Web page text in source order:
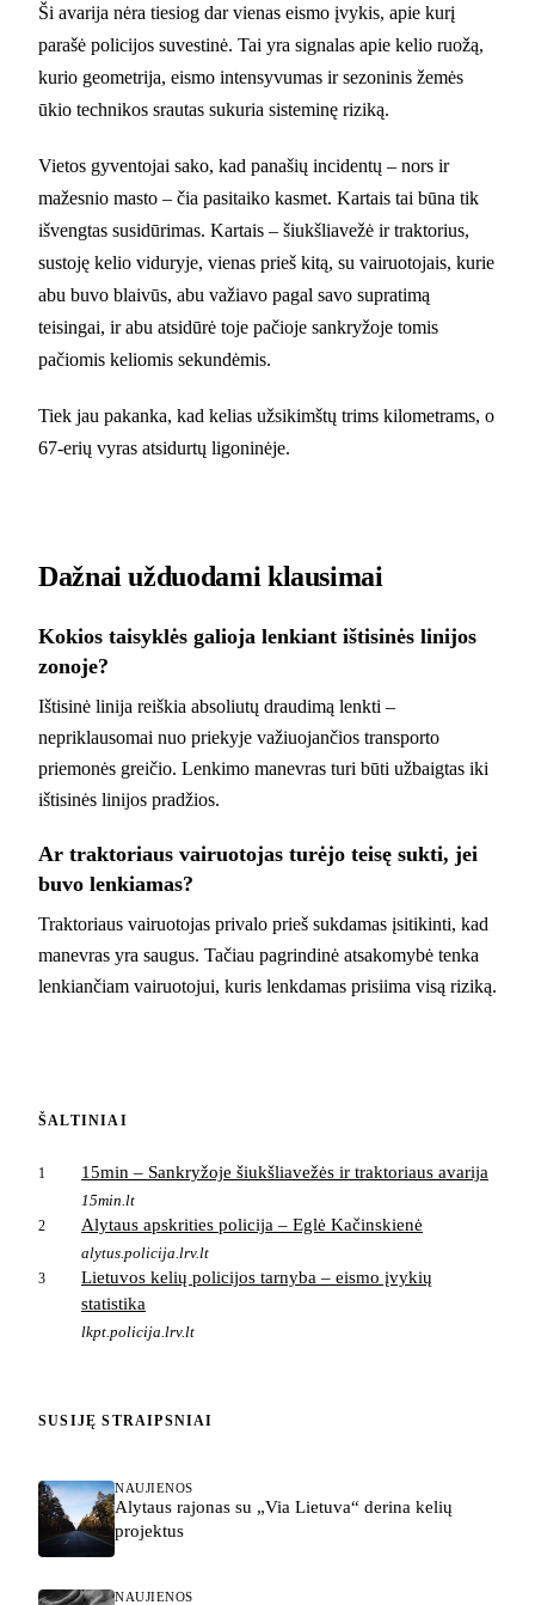
Ši avarija nėra tiesiog dar vienas eismo įvykis, apie kurį
parašė policijos suvestinė. Tai yra signalas apie kelio ruožą,
kurio geometrija, eismo intensyvumas ir sezoninis žemės
ūkio technikos srautas sukuria sisteminę riziką.
Vietos gyventojai sako, kad panašių incidentų – nors ir
mažesnio masto – čia pasitaiko kasmet. Kartais tai būna tik
išvengtas susidūrimas. Kartais – šiukšliavežė ir traktorius,
sustoję kelio viduryje, vienas prieš kitą, su vairuotojais, kurie
abu buvo blaivūs, abu važiavo pagal savo supratimą
teisingai, ir abu atsidūrė toje pačioje sankryžoje tomis
pačiomis keliomis sekundėmis.
Tiek jau pakanka, kad kelias užsikimštų trims kilometrams, o
67-erių vyras atsidurtų ligoninėje.
Dažnai užduodami klausimai
Kokios taisyklės galioja lenkiant ištisinės linijos
zonoje?
Ištisinė linija reiškia absoliutų draudimą lenkti –
nepriklausomai nuo priekyje važiuojančios transporto
priemonės greičio. Lenkimo manevras turi būti užbaigtas iki
ištisinės linijos pradžios.
Ar traktoriaus vairuotojas turėjo teisę sukti, jei
buvo lenkiamas?
Traktoriaus vairuotojas privalo prieš sukdamas įsitikinti, kad
manevras yra saugus. Tačiau pagrindinė atsakomybė tenka
lenkiančiam vairuotojui, kuris lenkdamas prisiima visą riziką.
ŠALTINIAI
1 15min – Sankryžoje šiukšliavežės ir traktoriaus avarija
15min.lt
2 Alytaus apskrities policija – Eglė Kačinskienė
alytus.policija.lrv.lt
3
Lietuvos kelių policijos tarnyba – eismo įvykių
statistika
lkpt.policija.lrv.lt
SUSIJĘ STRAIPSNIAI
NAUJIENOS
Alytaus rajonas su „Via Lietuva“ derina kelių
projektus
NAUJIENOS